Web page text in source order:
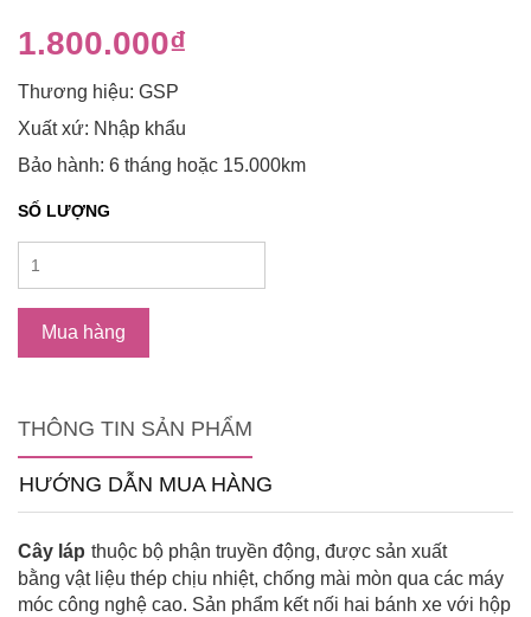
1.800.000₫
Thương hiệu: GSP
Xuất xứ: Nhập khẩu
Bảo hành: 6 tháng hoặc 15.000km
SỐ LƯỢNG
Mua hàng
THÔNG TIN SẢN PHẨM
HƯỚNG DẪN MUA HÀNG
Cây láp thuộc bộ phận truyền động, được sản xuất
bằng vật liệu thép chịu nhiệt, chống mài mòn qua các máy
móc công nghệ cao. Sản phẩm kết nối hai bánh xe với hộp